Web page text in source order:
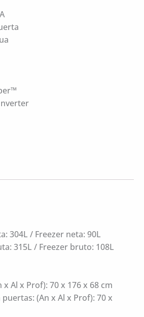
304L / Freezer neta: 90L
315L / Freezer bruto: 108L
Al x Prof): 70 x 176 x 68 cm
(An x Al x Prof): 70 x